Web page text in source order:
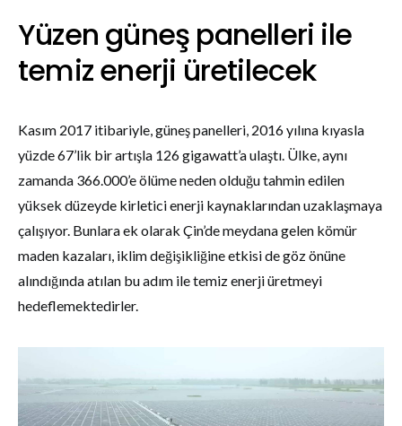
Yüzen güneş panelleri ile
temiz enerji üretilecek
Kasım 2017 itibariyle, güneş panelleri, 2016 yılına kıyasla
yüzde 67’lik bir artışla 126 gigawatt’a ulaştı. Ülke, aynı
zamanda 366.000’e ölüme neden olduğu tahmin edilen
yüksek düzeyde kirletici enerji kaynaklarından uzaklaşmaya
çalışıyor. Bunlara ek olarak Çin’de meydana gelen kömür
maden kazaları, iklim değişikliğine etkisi de göz önüne
alındığında atılan bu adım ile temiz enerji üretmeyi
hedeflemektedirler.